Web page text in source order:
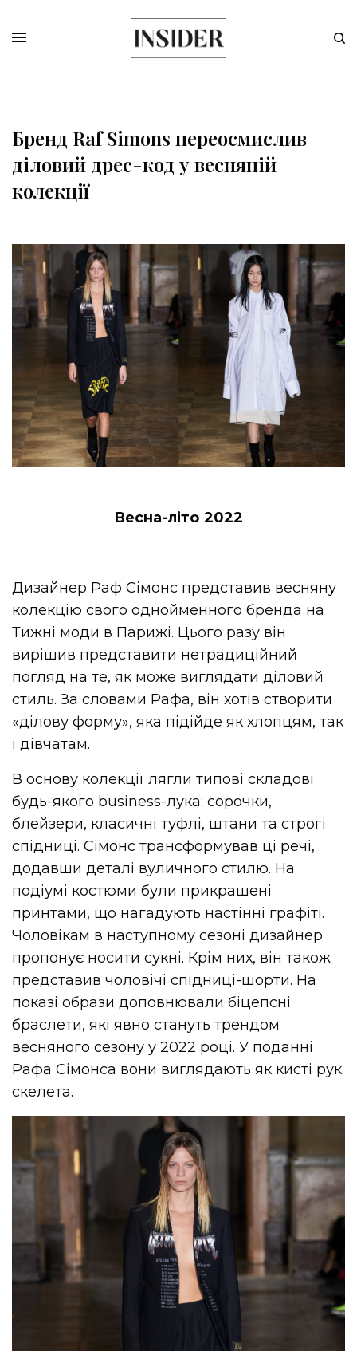
Бренд Raf Simons переосмислив
діловий дрес-код у весняній
колекції
Весна-літо 2022
Дизайнер Раф Сімонс представив весняну
колекцію свого однойменного бренда на
Тижні моди в Парижі. Цього разу він
вирішив представити нетрадиційний
погляд на те, як може виглядати діловий
стиль. За словами Рафа, він хотів створити
«ділову форму», яка підійде як хлопцям, так
і дівчатам.
В основу колекції лягли типові складові
будь-якого business-лука: сорочки,
блейзери, класичні туфлі, штани та строгі
спідниці. Сімонс трансформував ці речі,
додавши деталі вуличного стилю. На
подіумі костюми були прикрашені
принтами, що нагадують настінні графіті.
Чоловікам в наступному сезоні дизайнер
пропонує носити сукні. Крім них, він також
представив чоловічі спідниці-шорти. На
показі образи доповнювали біцепсні
браслети, які явно стануть трендом
весняного сезону у 2022 році. У поданні
Рафа Сімонса вони виглядають як кисті рук
скелета.